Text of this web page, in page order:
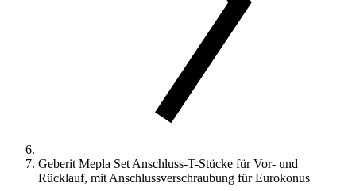
Geberit Mepla Set Anschluss-T-Stücke für Vor- und
Rücklauf, mit Anschlussverschraubung für Eurokonus